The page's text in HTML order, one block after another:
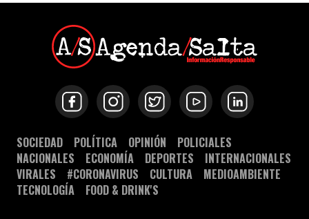
SOCIEDAD POLÍTICA OPINIÓN
POLICIALES
NACIONALES
ECONOMÍA DEPORTES
INTERNACIONALES
VIRALES
#CORONAVIRUS CULTURA
MEDIOAMBIENTE
TECNOLOGÍA
FOOD & DRINK'S